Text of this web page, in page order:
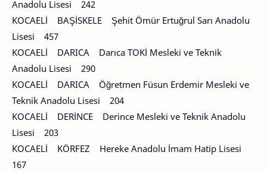
Anadolu Lisesi 242
KOCAELİ BAŞİSKELE Şehit Ömür Ertuğrul Sarı Anadolu
Lisesi 457
KOCAELİ DARICA Darıca TOKİ Mesleki ve Teknik
Anadolu Lisesi 290
KOCAELİ DARICA Öğretmen Füsun Erdemir Mesleki ve
Teknik Anadolu Lisesi 204
KOCAELİ DERİNCE Derince Mesleki ve Teknik Anadolu
Lisesi 203
KOCAELİ KÖRFEZ Hereke Anadolu İmam Hatip Lisesi
167